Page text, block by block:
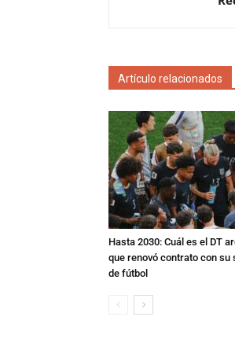
Artículo relacionados
Hasta 2030: Cuál es el DT
que renovó contrato con su
de fútbol